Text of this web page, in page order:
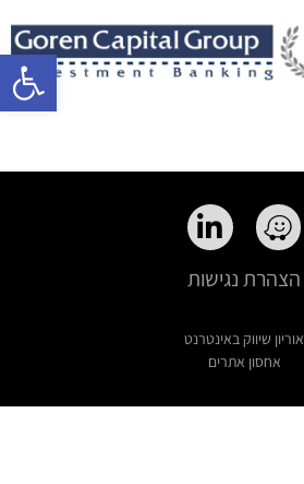
פתח
הצהרת נגישות
אוריון שיווק באינטרנט
אחסון אתרים